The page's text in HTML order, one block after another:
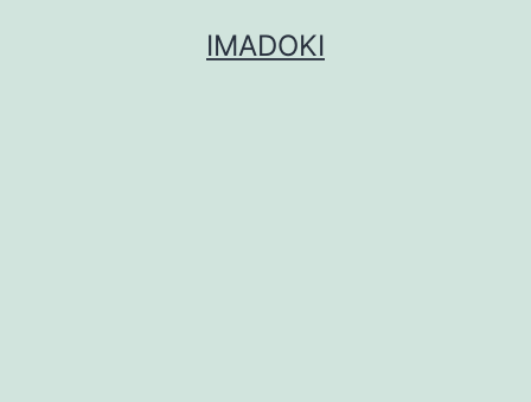
IMADOKI